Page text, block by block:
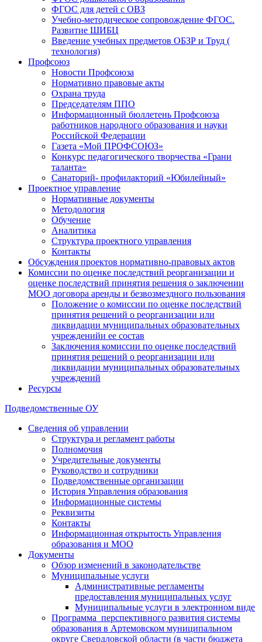
ФГОС для детей с ОВЗ
Учебно-методическое сопровождение ФГОС.
Развитие ШИБЦ
Введение учебных предметов ОБЗР и Труд (
технология)
Профсоюз
Новости Профсоюза
Нормативно правовые акты
Охрана труда
Председателям ППО
Информационный бюллетень Профсоюза
работников народного образования и науки
Российской Федерации
Газета «Мой ПРОФСОЮЗ»
Конкурс педагогического творчества «Грани
таланта»
Санаторий- профилакторий «Юбилейный»
Проектное управление
Нормативные документы
Методология
Обучение
Аналитика
Структура проектного управления
Контакты
Обсуждения проектов нормативно-правовых актов
Комиссии по оценке последствий реорганизации и
оценке последствий принятия решения о заключении
МОО договора аренды и безвозмездного пользования
Положение о комиссии по оценке последствий
принятия решений о реорганизации или
ликвидации муниципальных образовательных
учрежденийи ее состав
Заключения комиссии по оценке последствий
принятия решений о реорганизации или
ликвидации муниципальных образовательных
учреждений
Ресурсы
Подведомственные ОУ
Сведения об управлении
Структура и регламент работы
Полномочия
Учредительные документы
Руководство и сотрудники
Подведомственные организации
История Управления образования
Информационные системы
Реквизиты
Контакты
Информационная открытость Управления
образования и МОО
Документы
Обзор изменений в законодательстве
Муниципальные услуги
Административные регламенты
предоставления муниципальных услуг
Муниципальные услуги в электронном виде
Программа перспективного развития системы
образования в Артемовском муниципальном
округе Свердловской области (в части бюджета